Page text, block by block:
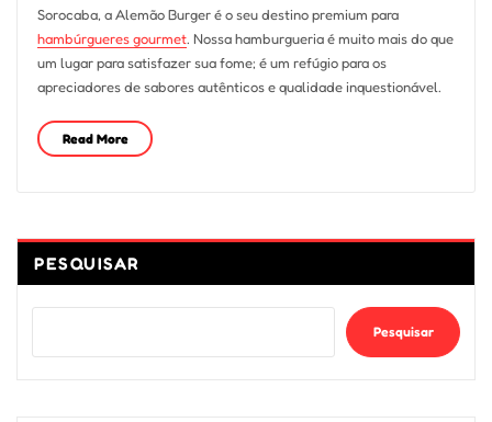
Sorocaba, a Alemão Burger é o seu destino premium para
hambúrgueres gourmet. Nossa hamburgueria é muito mais do que
um lugar para satisfazer sua fome; é um refúgio para os
apreciadores de sabores autênticos e qualidade inquestionável.
Read More
PESQUISAR
Pesquisar